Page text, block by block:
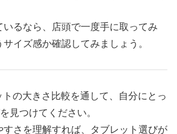
いるなら、店頭で一度手に取ってみ
イズ感か確認してみましょう。
の大きさ比較を通して、自分にとっ
見つけてください。
すさを理解すれば、タブレット選びが